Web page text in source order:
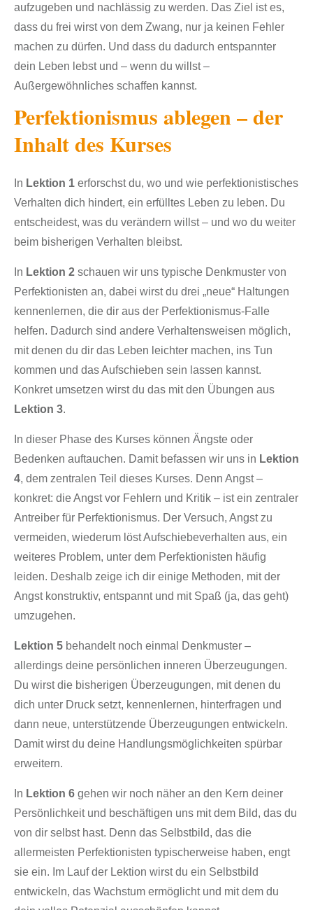
aufzugeben und nachlässig zu werden. Das Ziel ist es,
dass du frei wirst von dem Zwang, nur ja keinen Fehler
machen zu dürfen. Und dass du dadurch entspannter
dein Leben lebst und – wenn du willst –
Außergewöhnliches schaffen kannst.
Perfektionismus ablegen– der
Inhalt des Kurses
In Lektion 1 erforschst du, wo und wie perfektionistisches
Verhalten dich hindert, ein erfülltes Leben zu leben. Du
entscheidest, was du verändern willst – und wo du weiter
beim bisherigen Verhalten bleibst.
In Lektion 2 schauen wir uns typische Denkmuster von
Perfektionisten an, dabei wirst du drei „neue“ Haltungen
kennenlernen, die dir aus der Perfektionismus-Falle
helfen. Dadurch sind andere Verhaltensweisen möglich,
mit denen du dir das Leben leichter machen, ins Tun
kommen und das Aufschieben sein lassen kannst.
Konkret umsetzen wirst du das mit den Übungen aus
Lektion 3.
In dieser Phase des Kurses können Ängste oder
Bedenken auftauchen. Damit befassen wir uns in Lektion
4, dem zentralen Teil dieses Kurses. Denn Angst –
konkret: die Angst vor Fehlern und Kritik – ist ein zentraler
Antreiber für Perfektionismus. Der Versuch, Angst zu
vermeiden, wiederum löst Aufschiebeverhalten aus, ein
weiteres Problem, unter dem Perfektionisten häufig
leiden. Deshalb zeige ich dir einige Methoden, mit der
Angst konstruktiv, entspannt und mit Spaß (ja, das geht)
umzugehen.
Lektion 5 behandelt noch einmal Denkmuster –
allerdings deine persönlichen inneren Überzeugungen.
Du wirst die bisherigen Überzeugungen, mit denen du
dich unter Druck setzt, kennenlernen, hinterfragen und
dann neue, unterstützende Überzeugungen entwickeln.
Damit wirst du deine Handlungsmöglichkeiten spürbar
erweitern.
In Lektion 6 gehen wir noch näher an den Kern deiner
Persönlichkeit und beschäftigen uns mit dem Bild, das du
von dir selbst hast. Denn das Selbstbild, das die
allermeisten Perfektionisten typischerweise haben, engt
sie ein. Im Lauf der Lektion wirst du ein Selbstbild
entwickeln, das Wachstum ermöglicht und mit dem du